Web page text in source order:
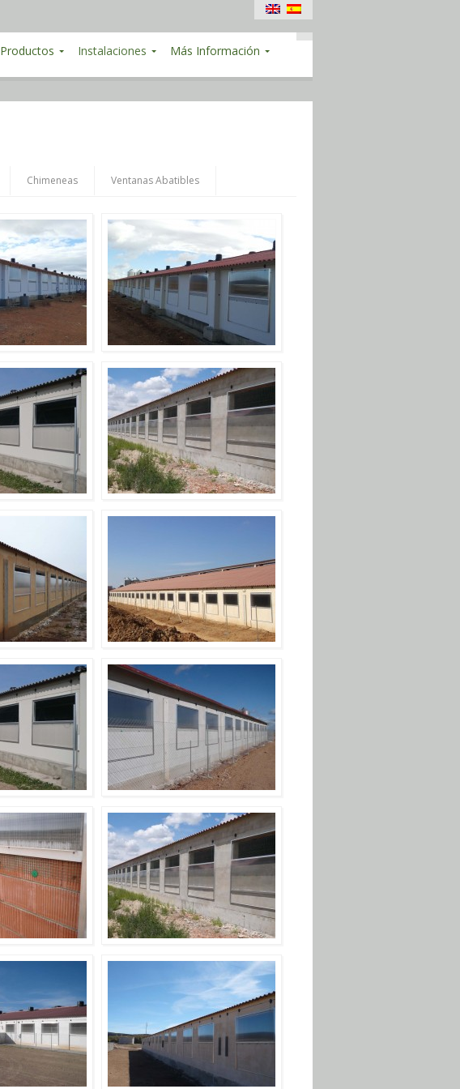
Más Información
Instalaciones
Productos
Chimeneas Ventanas Abatibles